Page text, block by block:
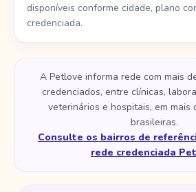
disponíveis conforme cidade, plano
credenciada.
A Petlove informa rede com mais
credenciados, entre clínicas,
veterinários e hospitais, em mais
brasileiras.
Consulte os bairros de
rede credenciada